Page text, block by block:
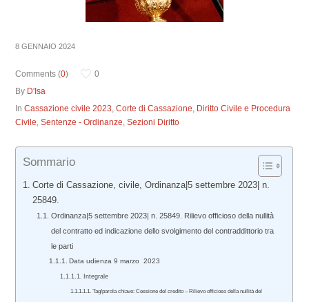
8 GENNAIO 2024
Comments (0)
0
By D'Isa
InCassazione civile 2023,Corte di Cassazione, Diritto Civile e Procedura
Civile,Sentenze - Ordinanze,Sezioni Diritto
Sommario
Corte di Cassazione, civile, Ordinanza|5 settembre 2023| n.
25849.
Ordinanza|5 settembre 2023| n. 25849. Rilievo officioso della nullità
del contratto ed indicazione dello svolgimento del contraddittorio tra
le parti
Data udienza 9 marzo 2023
Integrale
Tag/parola chiave: Cessione del credito – Rilievo officioso della nullità del